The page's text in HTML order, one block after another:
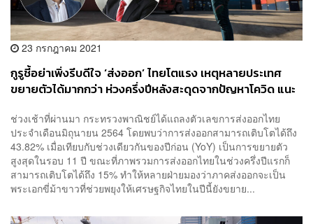
23 กรกฎาคม 2021
กูรูชี้อย่าเพิ่งรีบดีใจ ‘ส่งออก’ ไทยโตแรง เหตุหลายประเทศ
ขยายตัวได้มากกว่า ห่วงครึ่งปีหลังสะดุดจากปัญหาโควิด แนะ
ช่วงเช้าที่ผ่านมา กระทรวงพาณิชย์ได้แถลงตัวเลขการส่งออกไทย
ประจำเดือนมิถุนายน 2564 โดยพบว่าการส่งออกสามารถเติบโตได้ถึง
43.82% เมื่อเทียบกับช่วงเดียวกันของปีก่อน (YoY) เป็นการขยายตัว
สูงสุดในรอบ 11 ปี ขณะที่ภาพรวมการส่งออกไทยในช่วงครึ่งปีแรกก็
สามารถเติบโตได้ถึง 15% ทำให้หลายฝ่ายมองว่าภาคส่งออกจะเป็น
พระเอกขี่ม้าขาวที่ช่วยพยุงให้เศรษฐกิจไทยในปีนี้ยังขยาย...